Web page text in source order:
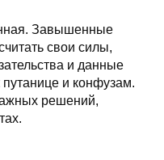
Завышенные
свои силы,
и данные
и конфузам.
решений,